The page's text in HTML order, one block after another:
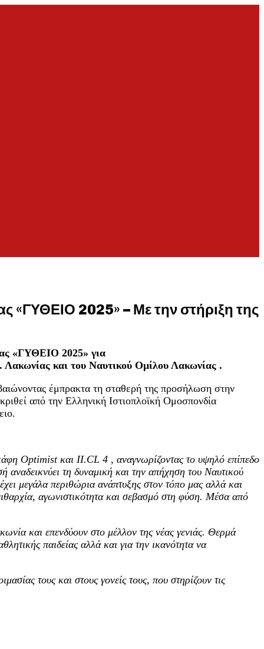
«ΓΥΘΕΙΟ 2025» – Με την στήριξη της
«ΓΥΘΕΙΟ 2025» για
και του Ναυτικού Ομίλου Λακωνίας .
έμπρακτα τη σταθερή της προσήλωση στην
από την Ελληνική Ιστιοπλοϊκή Ομοσπονδία
Optimistκαι II.CL 4 , αναγνωρίζοντας το υψηλό επίπεδο
τη δυναμική και την απήχηση του Ναυτικού
μεγάλα περιθώρια ανάπτυξης στον τόπο μας αλλά και
αγωνιστικότητα και σεβασμό στη φύση. Μέσα από
και επενδύουν στο μέλλον της νέας γενιάς. Θερμά
παιδείας αλλά και για την ικανότητα να
τους και στους γονείς τους, που στηρίζουν τις